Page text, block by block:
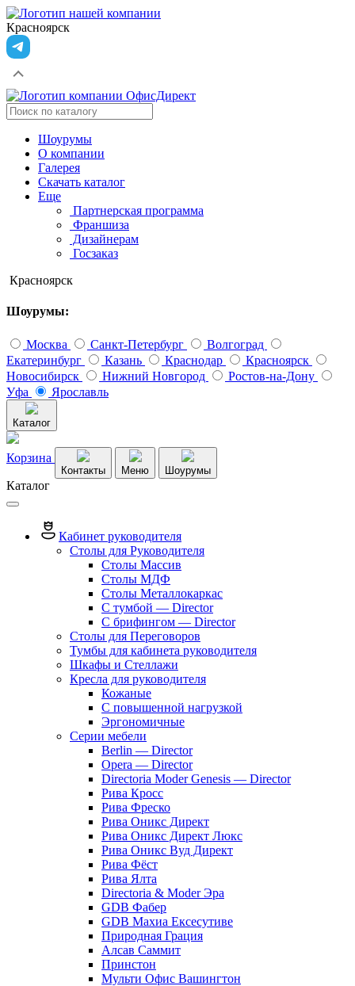
Красноярск
Шоурумы
О компании
Галерея
Скачать каталог
Еще
Партнерская программа
Франшиза
Дизайнерам
Госзаказ
Красноярск
Шоурумы:
Москва Санкт-Петербург
Волгоград
Екатеринбург
Казань Краснодар
Красноярск
Новосибирск
Нижний Новгород
Ростов-на-Дону
Уфа
Ярославль
Каталог
Корзина
Контакты Меню Шоурумы
Каталог
Кабинет руководителя
Столы для Руководителя
Столы Массив
Столы МДФ
Столы Металлокаркас
С тумбой — Director
C брифингом — Director
Столы для Переговоров
Тумбы для кабинета руководителя
Шкафы и Стеллажи
Кресла для руководителя
Кожаные
С повышенной нагрузкой
Эргономичные
Серии мебели
Berlin — Director
Opera — Director
Directoria Moder Genesis — Director
Рива Кросс
Рива Фреско
Рива Оникс Директ
Рива Оникс Директ Люкс
Рива Оникс Вуд Директ
Рива Фёст
Рива Ялта
Directoria & Moder Эра
GDB Фабер
GDB Махиа Ексесутиве
Природная Грация
Алсав Саммит
Принстон
Мульти Офис Вашингтон